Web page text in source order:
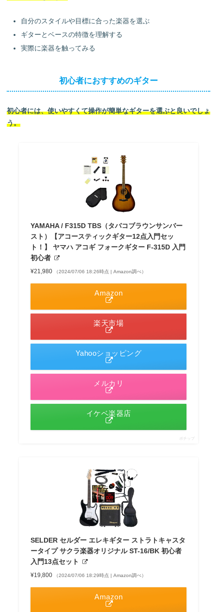
自分のスタイルや目標に合った楽器を選ぶ
ギターとベースの特徴を理解する
実際に楽器を触ってみる
初心者におすすめのギター
初心者には、使いやすくて操作が簡単なギターを選ぶと良いでしょ
う。
YAMAHA / F315D TBS（タバコブラウンサンバー
スト）【アコースティックギター12点入門セッ
ト！】 ヤマハ アコギ フォークギター F-315D 入門
初心者
¥21,980 （2024/07/06 18:26時点 | Amazon調べ）
Amazon
楽天市場
Yahooショッピング
メルカリ
イケベ楽器店
ポチップ
SELDER セルダー エレキギター ストラトキャスタ
ータイプ サクラ楽器オリジナル ST-16/BK 初心者
入門13点セット
¥19,800 （2024/07/06 18:29時点 | Amazon調べ）
Amazon